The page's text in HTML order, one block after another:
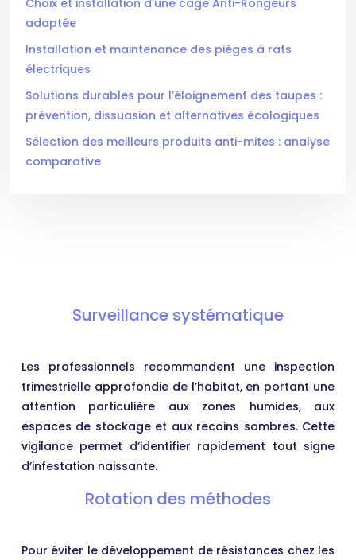
Choix et installation d’une cage Anti-Rongeurs
adaptée
Installation et maintenance des pièges à rats
électriques
Solutions durables pour l’éloignement des taupes :
prévention, dissuasion et alternatives écologiques
Sélection des meilleurs produits anti-mites : analyse
comparative
Surveillance systématique
Les professionnels recommandent une inspection
trimestrielle approfondie de l’habitat, en portant une
attention particulière aux zones humides, aux
espaces de stockage et aux recoins sombres. Cette
vigilance permet d’identifier rapidement tout signe
d’infestation naissante.
Rotation des méthodes
Pour éviter le développement de résistances chez les